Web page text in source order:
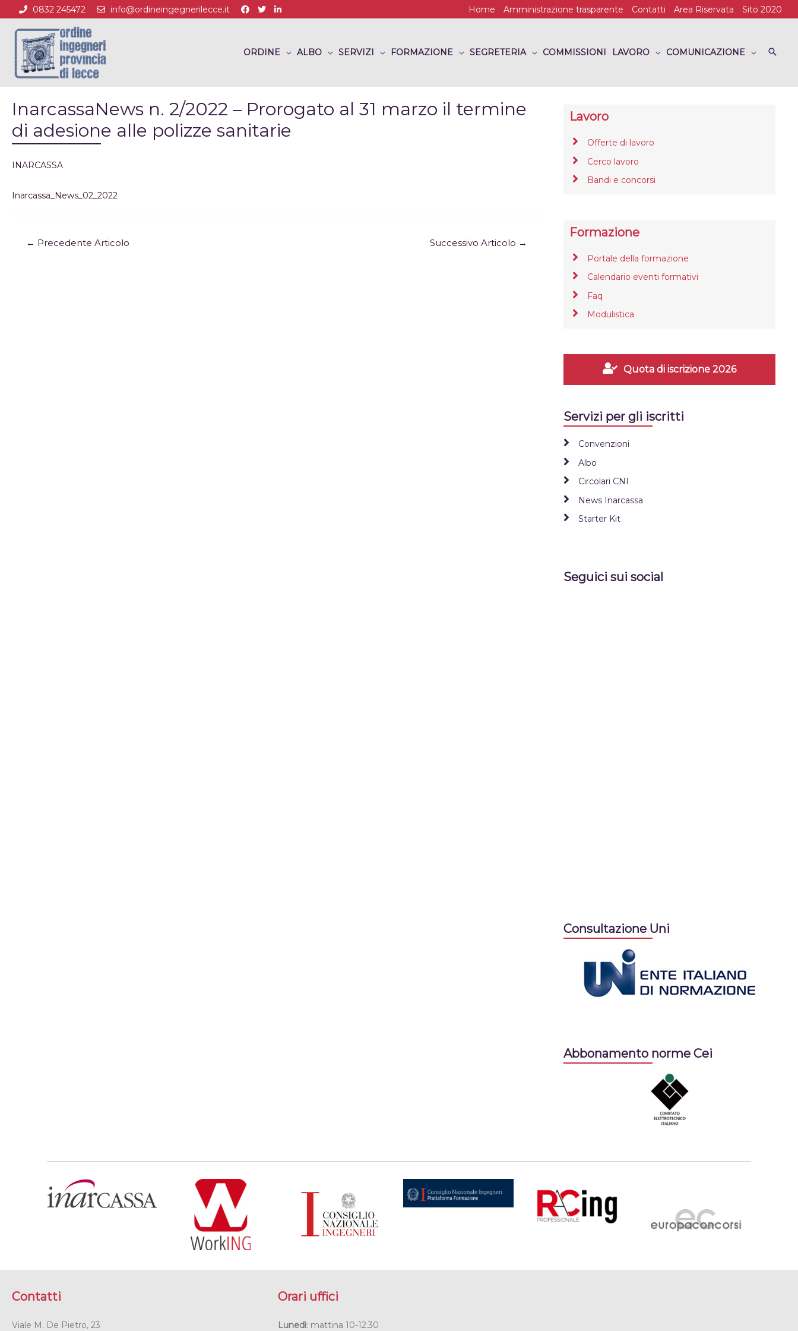
0832 245472 info@ordineingegnerilecce.it Home Amministrazione trasparente Contatti Area Riservata Sito 2020
ORDINE ALBO SERVIZI FORMAZIONE SEGRETERIA COMMISSIONI LAVORO COMUNICAZIONE
InarcassaNews n. 2/2022 – Prorogato al 31 marzo il termine
di adesione alle polizze sanitarie
INARCASSA
Inarcassa_News_02_2022
← Precedente Articolo Successivo Articolo →
Lavoro
Offerte di lavoro
Cerco lavoro
Bandi e concorsi
Formazione
Portale della formazione
Calendario eventi formativi
Faq
Modulistica
Quota di iscrizione 2026
Servizi per gli iscritti
Convenzioni
Albo
Circolari CNI
News Inarcassa
Starter Kit
Seguici sui social
Consultazione Uni
Abbonamento norme Cei
Contatti
Viale M. De Pietro, 23
Orari uffici
Lunedì: mattina 10-12.30